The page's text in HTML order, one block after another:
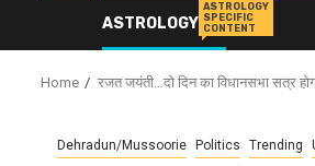
ASTROLOGY
ASTROLOGY
SPECIFIC
CONTENT
Home रजत जयंती…दो दिन का विधानसभा सत्र
Dehradun/Mussoorie Politics Trending